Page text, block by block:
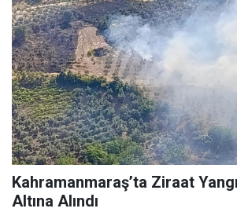
Kahramanmaraş’ta Ziraat
Altına Alındı